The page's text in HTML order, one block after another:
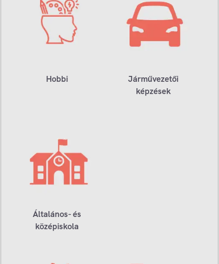
Hobbi
Járművezetői
képzések
Általános- és
középiskola